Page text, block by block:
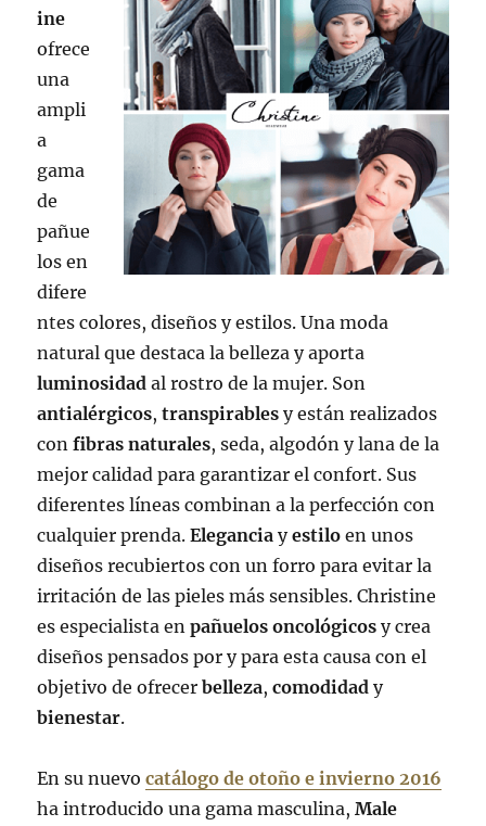
ine
ofrece
una
ampli
a
gama
de
pañue
los en
difere
ntes colores, diseños y estilos. Una moda
natural que destaca la belleza y aporta
luminosidad al rostro de la mujer. Son
antialérgicos,transpirables y están realizados
confibras naturales, seda, algodón y lana de la
mejor calidad para garantizar el confort. Sus
diferentes líneas combinan a la perfección con
cualquier prenda.Elegancia yestilo en unos
diseños recubiertos con un forro para evitar la
irritación de las pieles más sensibles. Christine
es especialista enpañuelos oncológicos y crea
diseños pensados por y para esta causa con el
objetivo de ofrecerbelleza,comodidad y
bienestar.
En su nuevocatálogo de otoño e invierno 2016
ha introducido una gama masculina,Male